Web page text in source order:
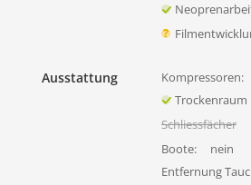
Ausstattung Kompressoren:
Trockenraum
Schliessfächer
Boote:
nein
Entfernung